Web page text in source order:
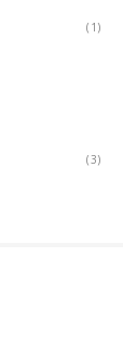
(1)
(3)